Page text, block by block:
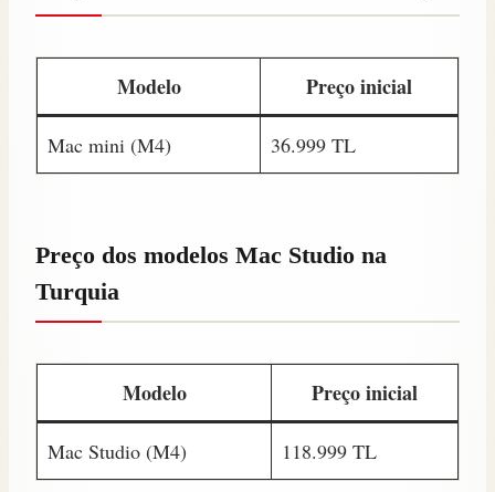
Modelo Preço inicial
Mac mini (M4) 36.999 TL
Preço dos modelos Mac Studio na
Turquia
Modelo Preço inicial
Mac Studio (M4) 118.999 TL